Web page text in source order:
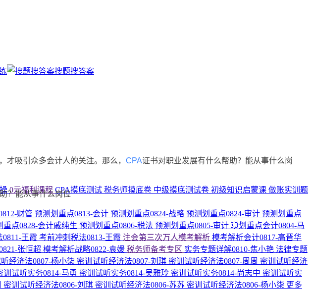
0元福利课程 CPA摸底测试 税务师摸底卷 中级摸底测试卷 初级知识启蒙课 做账实训题
财管 预测划重点0813-会计 预测划重点0824-战略 预测划重点0824-审计 预测划重点
重点0828-会计戚纯生 预测划重点0806-税法 预测划重点0805-审计 💥划重点会计0804-马
王霞 考前冲刺税法0813-王霞 注会第三次万人模考解析 模考解析会计0817-高晋华
张恒超 模考解析战略0822-袁媛 税务师备考专区 实务专题详解0810-焦小艳 法律专题
经济法0807-杨小柒 密训试听经济法0807-刘琪 密训试听经济法0807-周周 密训试听经济
训试听实务0814-马勇 密训试听实务0814-吴雅玲 密训试听实务0814-尚志中 密训试听实
密训试听经济法0806-刘琪 密训试听经济法0806-苏苏 密训试听经济法0806-杨小柒 更多
搜题搜答案
吸引众多会计人的关注。那么， CPA证书对职业发展有什么帮助？能从事什么岗